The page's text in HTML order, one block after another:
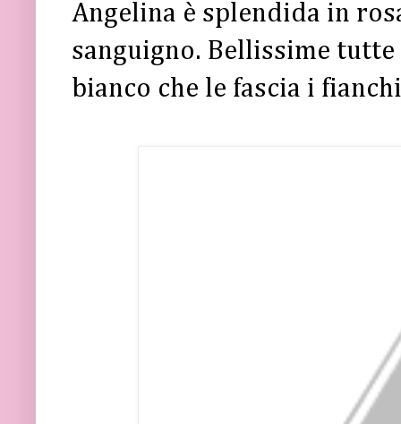
Angelina è splendida in
sanguigno. Bellissime tutte
bianco che le fascia i